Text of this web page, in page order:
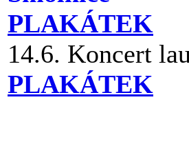
PLAKÁTEK
14.6. Koncert
PLAKÁTEK